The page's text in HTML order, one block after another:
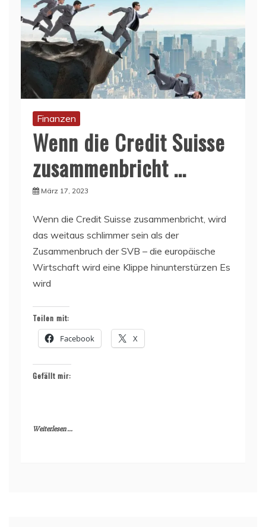
Finanzen
Wenn die Credit Suisse
zusammenbricht …
März 17, 2023
Wenn die Credit Suisse zusammenbricht, wird
das weitaus schlimmer sein als der
Zusammenbruch der SVB – die europäische
Wirtschaft wird eine Klippe hinunterstürzen Es
wird
Teilen mit:
Facebook X
Gefällt mir:
Weiterlesen ...